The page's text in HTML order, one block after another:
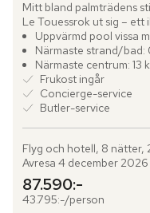
Mitt bland palmträdens
Le Touessrok ut sig –
samtida, lyxig design. På
Uppvärmd pool vissa
Närmaste strand/bad:
Närmaste centrum: 13
Frukost ingår
Concierge-service
Butler-service
Flyg och hotell, 8 nätter,
Avresa 4 december
87.590:-
43.795:-/person